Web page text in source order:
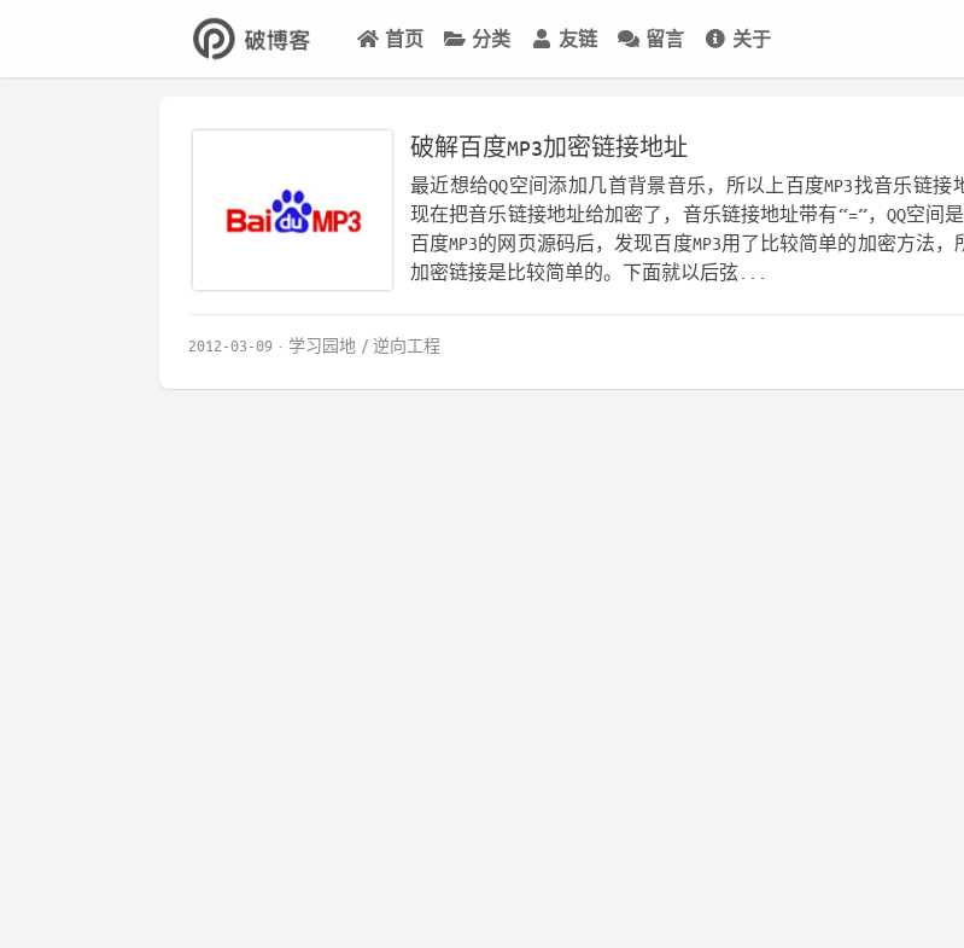
首页 分类 友链 留言 关于
破解百度MP3加密链接地址
最近想给QQ空间添加几首背景音乐，所以上百度MP3找音乐链接
现在把音乐链接地址给加密了，音乐链接地址带有“=”，QQ空间
百度MP3的网页源码后，发现百度MP3用了比较简单的加密方法，
加密链接是比较简单的。下面就以后弦...
2012-03-09 学习园地 逆向工程